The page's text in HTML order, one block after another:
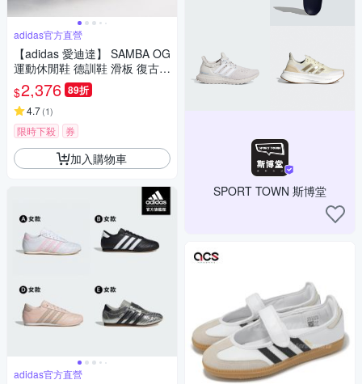
adidas官方直營
【adidas 愛迪達】 SAMBA OG
運動休閒鞋 德訓鞋 滑板 復古
女鞋 - Originals KI6264
$2,376 89折
4.7(1)
限時下殺 券
加入購物車
adidas官方直營
SPORT TOWN 斯博堂